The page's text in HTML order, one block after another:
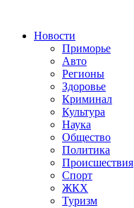
Новости
Приморье
Авто
Регионы
Здоровье
Криминал
Культура
Наука
Общество
Политика
Происшествия
Спорт
ЖКХ
Туризм